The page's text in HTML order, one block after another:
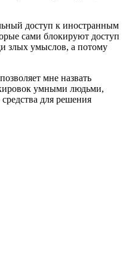
доступ к иностранным
сами блокируют доступ
злых умыслов, а потому
мне назвать
умными людьми,
для решения